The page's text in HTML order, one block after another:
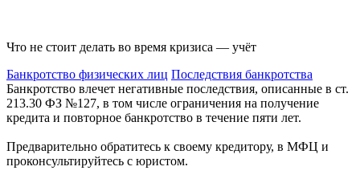
Что не стоит делать во время кризиса — учёт
Банкротство физических лиц Последствия банкротства
Банкротство влечет негативные последствия, описанные в ст.
213.30 ФЗ №127, в том числе ограничения на получение
кредита и повторное банкротство в течение пяти лет.
Предварительно обратитесь к своему кредитору, в МФЦ и
проконсультируйтесь с юристом.